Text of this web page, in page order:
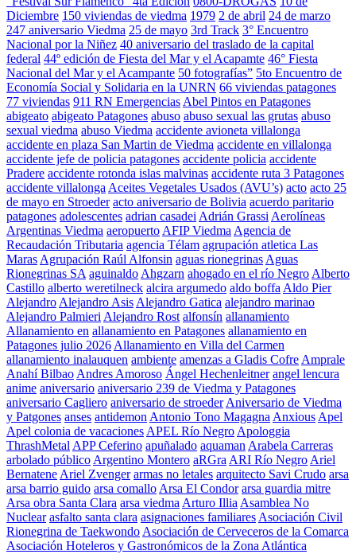
Diciembre 150 viviendas de viedma 1979 2 de abril 24 de marzo
247 aniversario Viedma 25 de mayo 3rd Track 3° Encuentro
Nacional por la Niñez 40 aniversario del traslado de la capital
federal 44º edición de Fiesta del Mar y el Acapamte 46° Fiesta
Nacional del Mar y el Acampante 50 fotografías” 5to Encuentro de
Economía Social y Solidaria en la UNRN 66 viviendas patagones
77 viviendas 911 RN Emergencias Abel Pintos en Patagones
abigeato abigeato Patagones abuso abuso sexual las grutas abuso
sexual viedma abuso Viedma accidente avioneta villalonga
accidente en plaza San Martin de Viedma accidente en villalonga
accidente jefe de policia patagones accidente policia accidente
Pradere accidente rotonda islas malvinas accidente ruta 3 Patagones
accidente villalonga Aceites Vegetales Usados (AVU’s) acto acto 25
de mayo en Stroeder acto aniversario de Bolivia acuerdo paritario
patagones adolescentes adrian casadei Adrián Grassi Aerolíneas
Argentinas Viedma aeropuerto AFIP Viedma Agencia de
Recaudación Tributaria agencia Télam agrupación atletica Las
Maras Agrupación Raúl Alfonsin aguas rionegrinas Aguas
Rionegrinas SA aguinaldo Ahgzarn ahogado en el río Negro Alberto
Castillo alberto weretilneck alcira argumedo aldo boffa Aldo Pier
Alejandro Alejandro Asis Alejandro Gatica alejandro marinao
Alejandro Palmieri Alejandro Rost alfonsín allanamiento
Allanamiento en allanamiento en Patagones allanamiento en
Patagones julio 2026 Allanamiento en Villa del Carmen
allanamiento inalauquen ambiente amenzas a Gladis Cofre Amprale
Anahí Bilbao Andres Amoroso Ángel Hechenleitner angel lencura
anime aniversario aniversario 239 de Viedma y Patagones
aniversario Cagliero aniversario de stroeder Aniversario de Viedma
y Patgones anses antidemon Antonio Tono Magagna Anxious Apel
Apel colonia de vacaciones APEL Río Negro Apologgia
ThrashMetal APP Ceferino apuñalado aquaman Arabela Carreras
arbolado público Argentino Montero aRGra ARI Río Negro Ariel
Bernatene Ariel Zvenger armas no letales arquitecto Savi Crudo arsa
arsa barrio guido arsa comallo Arsa El Condor arsa guardia mitre
Arsa obra Santa Clara arsa viedma Arturo Illia Asamblea No
Nuclear asfalto santa clara asignaciones familiares Asociación Civil
Rionegrina de Taekwondo Asociación de Cerveceros de la Comarca
Asociación Hoteleros y Gastronómicos de la Zona Atlántica